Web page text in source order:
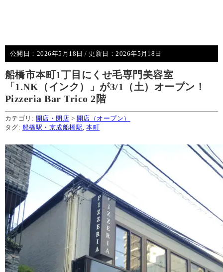
公開日： 2026年5月18日 / 更新日：2026年5月18日
船橋市本町1丁目にくせ毛専門美容室
「1.NK（インク）」が3/1（土）オープン！
Pizzeria Bar Trico 2階
カテゴリ: 開店・閉店 > 開店（オープン）
タグ: 船橋駅・京成船橋駅 ,本町